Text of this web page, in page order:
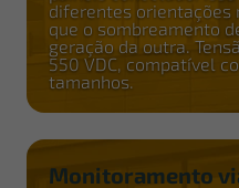
diferentes orientações
que o sombreamento
geração da outra.
550 VDC, compatível
tamanhos.
Monitoramento